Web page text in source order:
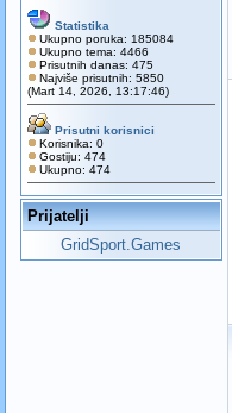
Statistika
Ukupno poruka: 185084
Ukupno tema: 4466
Prisutnih danas: 475
Najviše prisutnih: 5850
(Mart 14, 2026, 13:17:46)
Prisutni korisnici
Korisnika: 0
Gostiju: 474
Ukupno: 474
Prijatelji
GridSport.Games